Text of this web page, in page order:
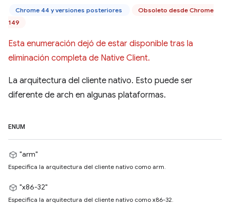
Chrome 44 y versiones posteriores
Obsoleto desde Chrome
149
Esta enumeración dejó de estar disponible tras la
eliminación completa de Native Client.
La arquitectura del cliente nativo. Esto puede ser
diferente de arch en algunas plataformas.
ENUM
"arm"
Especifica la arquitectura del cliente nativo como arm.
"x86-32"
Especifica la arquitectura del cliente nativo como x86-32.